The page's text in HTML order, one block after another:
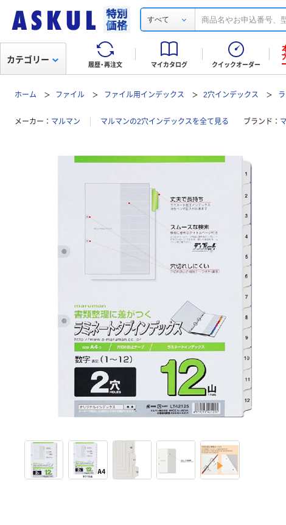
すべて
履歴・再注文 マイカタログ クイックオーダー
カテゴリー
ホーム ファイル ファイル用インデックス 2穴インデックス
メーカー マルマン マルマンの2穴インデックスを全て見る ブランド